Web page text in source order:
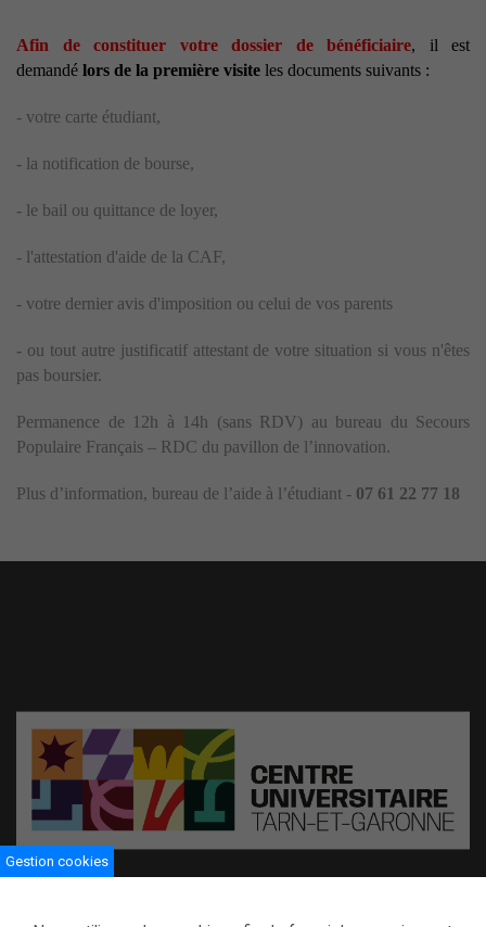
Afin de constituer votre dossier de bénéficiaire, il est
demandé lors de la première visite les documents suivants :
- votre carte étudiant,
- la notification de bourse,
- le bail ou quittance de loyer,
- l'attestation d'aide de la CAF,
- votre dernier avis d'imposition ou celui de vos parents
- ou tout autre justificatif attestant de votre situation si vous n'êtes
pas boursier.
Permanence de 12h à 14h (sans RDV) au bureau du Secours
Populaire Français – RDC du pavillon de l’innovation.
Plus d’information, bureau de l’aide à l’étudiant - 07 61 22 77 18
Gestion cookies